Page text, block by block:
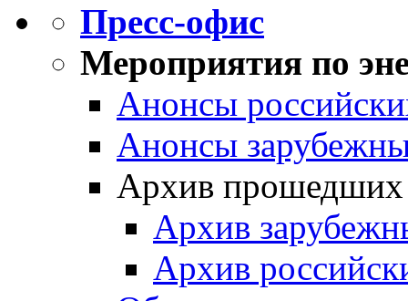
Пресс-офис
Мероприятия по
Анонсы
Анонсы
Архив прошедших
Архив
Архив